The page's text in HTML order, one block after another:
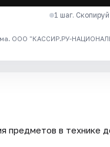
1 шаг.
ООО "КАССИР.РУ-
предметов в технике